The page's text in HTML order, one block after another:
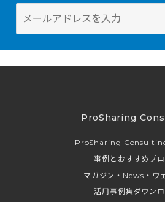
ProSharing
ProSharing
事例とおすすめプ
マガジン・News・ウ
活用事例集ダウン